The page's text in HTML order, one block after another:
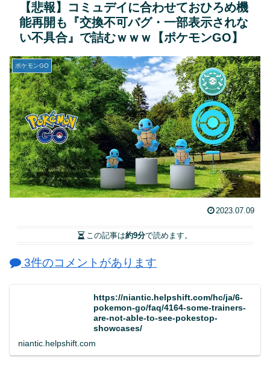
【悲報】コミュデイに合わせておひろめ機
能再開も『交換不可バグ・一部表示されな
い不具合』で詰むｗｗｗ【ポケモンGO】
ポケモンGO
2023.07.09
この記事は約9分で読めます。
3件のコメントがあります
https://niantic.helpshift.com/hc/ja/6-
pokemon-go/faq/4164-some-trainers-
are-not-able-to-see-pokestop-
showcases/
niantic.helpshift.com